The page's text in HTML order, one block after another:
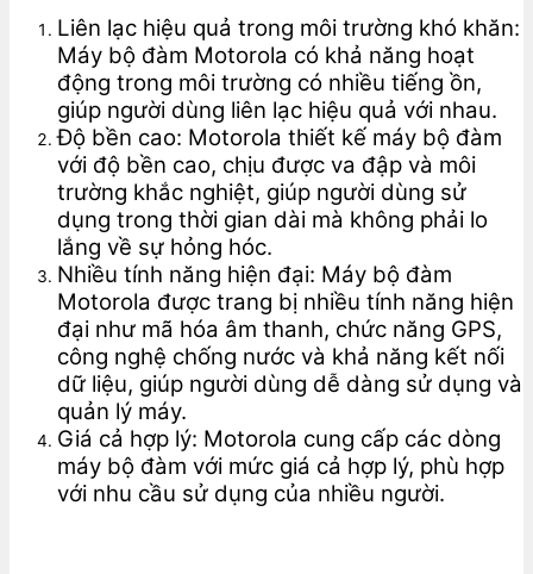
Liên lạc hiệu quả trong môi trường khó khăn:
Máy bộ đàm Motorola có khả năng hoạt
động trong môi trường có nhiều tiếng ồn,
giúp người dùng liên lạc hiệu quả với nhau.
Độ bền cao: Motorola thiết kế máy bộ đàm
với độ bền cao, chịu được va đập và môi
trường khắc nghiệt, giúp người dùng sử
dụng trong thời gian dài mà không phải lo
lắng về sự hỏng hóc.
Nhiều tính năng hiện đại: Máy bộ đàm
Motorola được trang bị nhiều tính năng hiện
đại như mã hóa âm thanh, chức năng GPS,
công nghệ chống nước và khả năng kết nối
dữ liệu, giúp người dùng dễ dàng sử dụng và
quản lý máy.
Giá cả hợp lý: Motorola cung cấp các dòng
máy bộ đàm với mức giá cả hợp lý, phù hợp
với nhu cầu sử dụng của nhiều người.